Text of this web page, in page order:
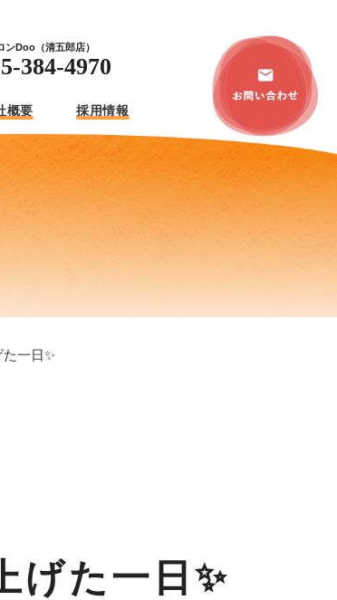
ンDoo（清五郎店）
384-4970
概要 採用情報
一日✨
げた一日✨